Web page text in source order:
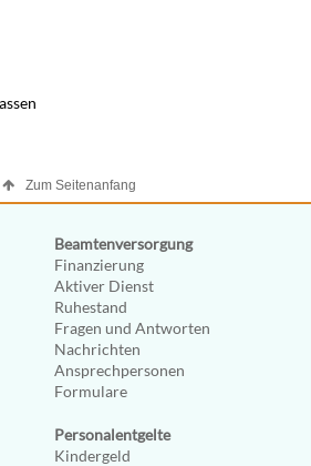
Zum Seitenanfang
Beamtenversorgung
Finanzierung
Aktiver Dienst
Ruhestand
Fragen und Antworten
Nachrichten
Ansprechpersonen
Formulare
Personalentgelte
Kindergeld